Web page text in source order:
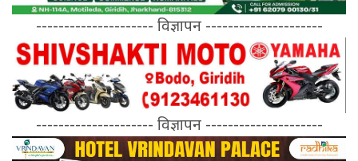
--------------------- विज्ञापन ---------------------
--------------------- विज्ञापन ---------------------